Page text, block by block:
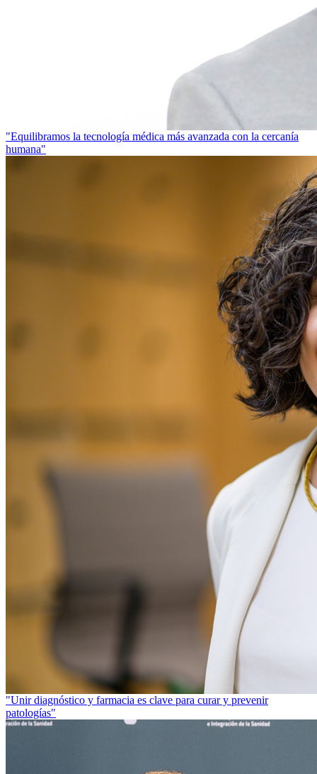
"Equilibramos la tecnología médica más avanzada con la cercanía
humana"
"Unir diagnóstico y farmacia es clave para curar y prevenir
patologías"